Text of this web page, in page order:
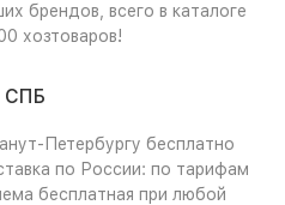
брендов, всего в каталоге
хозтоваров!
СПБ
Петербургу бесплатно
по России: по тарифам
бесплатная при любой